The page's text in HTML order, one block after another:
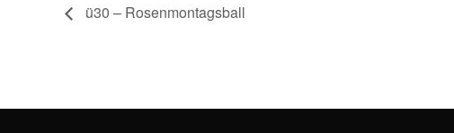
ü30 – Rosenmontagsball